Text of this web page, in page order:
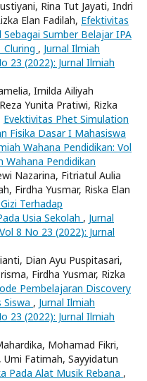
Rina Tut Jayati, Indri
Elan Fadilah, Efektivitas
Sumber Belajar IPA
Cluring , Jurnal Ilmiah
23 (2022): Jurnal Ilmiah
Imilda Ailiyah
Yunita Pratiwi, Rizka
Evektivitas Phet Simulation
Fisika Dasar I Mahasiswa
Wahana Pendidikan: Vol
Wahana Pendidikan
Nazarina, Fitriatul Aulia
Firdha Yusmar, Riska Elan
Terhadap
Usia Sekolah , Jurnal
8 No 23 (2022): Jurnal
Dian Ayu Puspitasari,
Firdha Yusmar, Rizka
Pembelajaran Discovery
Siswa , Jurnal Ilmiah
23 (2022): Jurnal Ilmiah
Mohamad Fikri,
Fatimah, Sayyidatun
Pada Alat Musik Rebana ,